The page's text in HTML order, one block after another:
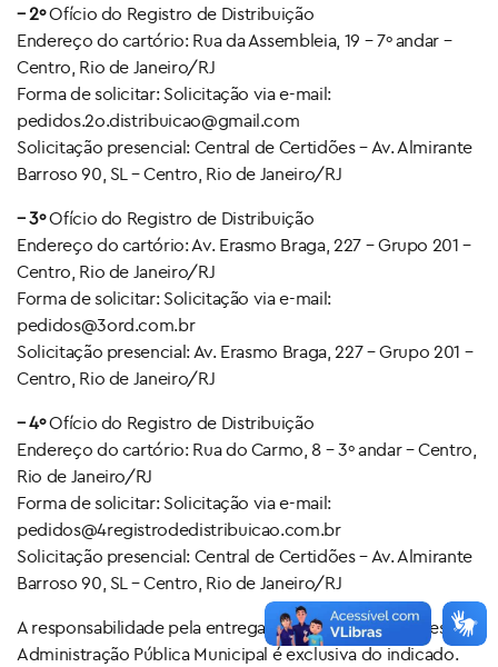
– 2ºOfício do Registro de Distribuição
Endereço do cartório: Rua da Assembleia, 19 – 7º andar –
Centro, Rio de Janeiro/RJ
Forma de solicitar: Solicitação via e-mail:
pedidos.2o.distribuicao@gmail.com
Solicitação presencial: Central de Certidões – Av. Almirante
Barroso 90, SL – Centro, Rio de Janeiro/RJ
– 3ºOfício do Registro de Distribuição
Endereço do cartório: Av. Erasmo Braga, 227 – Grupo 201 –
Centro, Rio de Janeiro/RJ
Forma de solicitar: Solicitação via e-mail:
pedidos@3ord.com.br
Solicitação presencial: Av. Erasmo Braga, 227 – Grupo 201 –
Centro, Rio de Janeiro/RJ
– 4ºOfício do Registro de Distribuição
Endereço do cartório: Rua do Carmo, 8 – 3º andar – Centro,
Rio de Janeiro/RJ
Forma de solicitar: Solicitação via e-mail:
pedidos@4registrodedistribuicao.com.br
Solicitação presencial: Central de Certidões – Av. Almirante
Barroso 90, SL – Centro, Rio de Janeiro/RJ
A responsabilidade pela entrega das referidas certidões à
Administração Pública Municipal é exclusiva do indicado.